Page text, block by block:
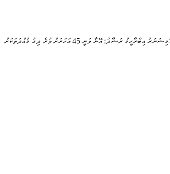
ކުރީގެ އިލެކްޝަންސް ކޮމިޝަނަރު އިބްރާހީމް ރަޝާދު: އޭނާ ވަނީ 45 އަހަރަށް ވުރެ ދިގު މުއްދަތަކަށް